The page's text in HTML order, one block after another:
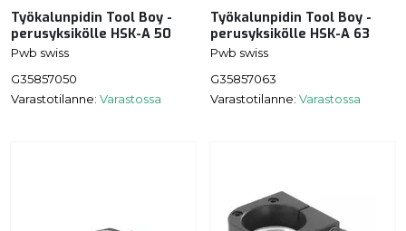
Työkalunpidin Tool Boy -
perusyksikölle HSK-A 50
Pwb swiss
G35857050
Varastotilanne: Varastossa
Työkalunpidin Tool Boy -
perusyksikölle HSK-A 63
Pwb swiss
G35857063
Varastotilanne: Varastossa